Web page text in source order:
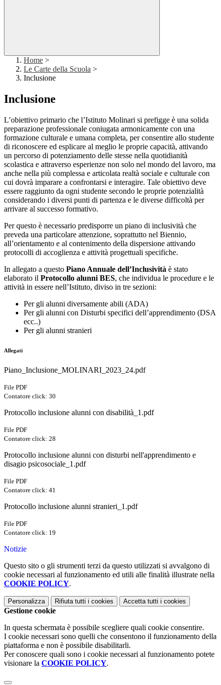
Home >
Le Carte della Scuola >
Inclusione
Inclusione
L’obiettivo primario che l’Istituto Molinari si prefigge è una solida
preparazione professionale coniugata armonicamente con una
formazione culturale e umana completa, per consentire allo studente
di riconoscere ed esplicare al meglio le proprie capacità, attivando
un percorso di potenziamento delle stesse nella quotidianità
scolastica e attraverso esperienze non solo nel mondo del lavoro, ma
anche nella più complessa e articolata realtà sociale e culturale con
cui dovrà imparare a confrontarsi e interagire. Tale obiettivo deve
essere raggiunto da ogni studente secondo le proprie potenzialità
considerando i diversi punti di partenza e le diverse difficoltà per
arrivare al successo formativo.
Per questo è necessario predisporre un piano di inclusività che
preveda una particolare attenzione, soprattutto nel Biennio,
all’orientamento e al contenimento della dispersione attivando
protocolli di accoglienza e attività progettuali specifiche.
In allegato a questo Piano Annuale dell’Inclusività è stato
elaborato il Protocollo alunni BES, che individua le procedure e le
attività in essere nell’Istituto, diviso in tre sezioni:
Per gli alunni diversamente abili (ADA)
Per gli alunni con Disturbi specifici dell’apprendimento (DSA
ecc..)
Per gli alunni stranieri
Allegati
Piano_Inclusione_MOLINARI_2023_24.pdf
File PDF
Contatore click: 30
Protocollo inclusione alunni con disabilità_1.pdf
File PDF
Contatore click: 28
Protocollo inclusione alunni con disturbi nell'apprendimento e
disagio psicosociale_1.pdf
File PDF
Contatore click: 41
Protocollo inclusione alunni stranieri_1.pdf
File PDF
Contatore click: 19
Notizie
Questo sito o gli strumenti terzi da questo utilizzati si avvalgono di
cookie necessari al funzionamento ed utili alle finalità illustrate nella
COOKIE POLICY.
Personalizza Rifiuta tutti i cookies Accetta tutti i cookies
Gestione cookie
In questa schermata è possibile scegliere quali cookie consentire.
I cookie necessari sono quelli che consentono il funzionamento della
piattaforma e non è possibile disabilitarli.
Per conoscere quali sono i cookie necessari al funzionamento potete
visionare la COOKIE POLICY.